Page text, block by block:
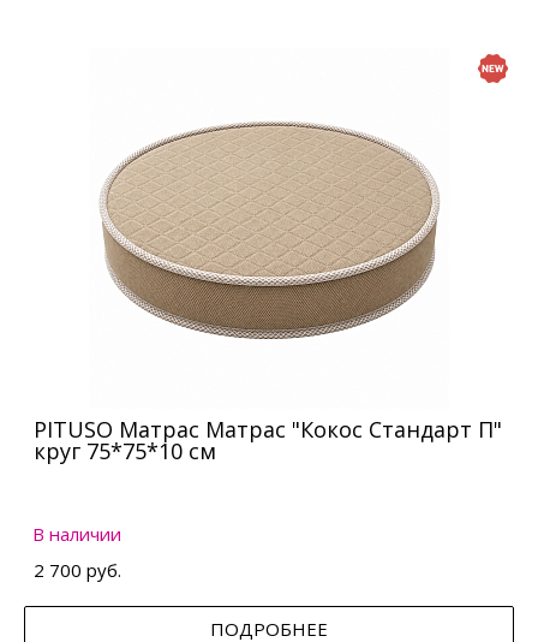
PITUSO Матрас Матрас "Кокос Стандарт П"
круг 75*75*10 см
В наличии
2 700 руб.
ПОДРОБНЕЕ